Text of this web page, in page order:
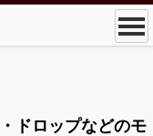
ドロップなどのモ